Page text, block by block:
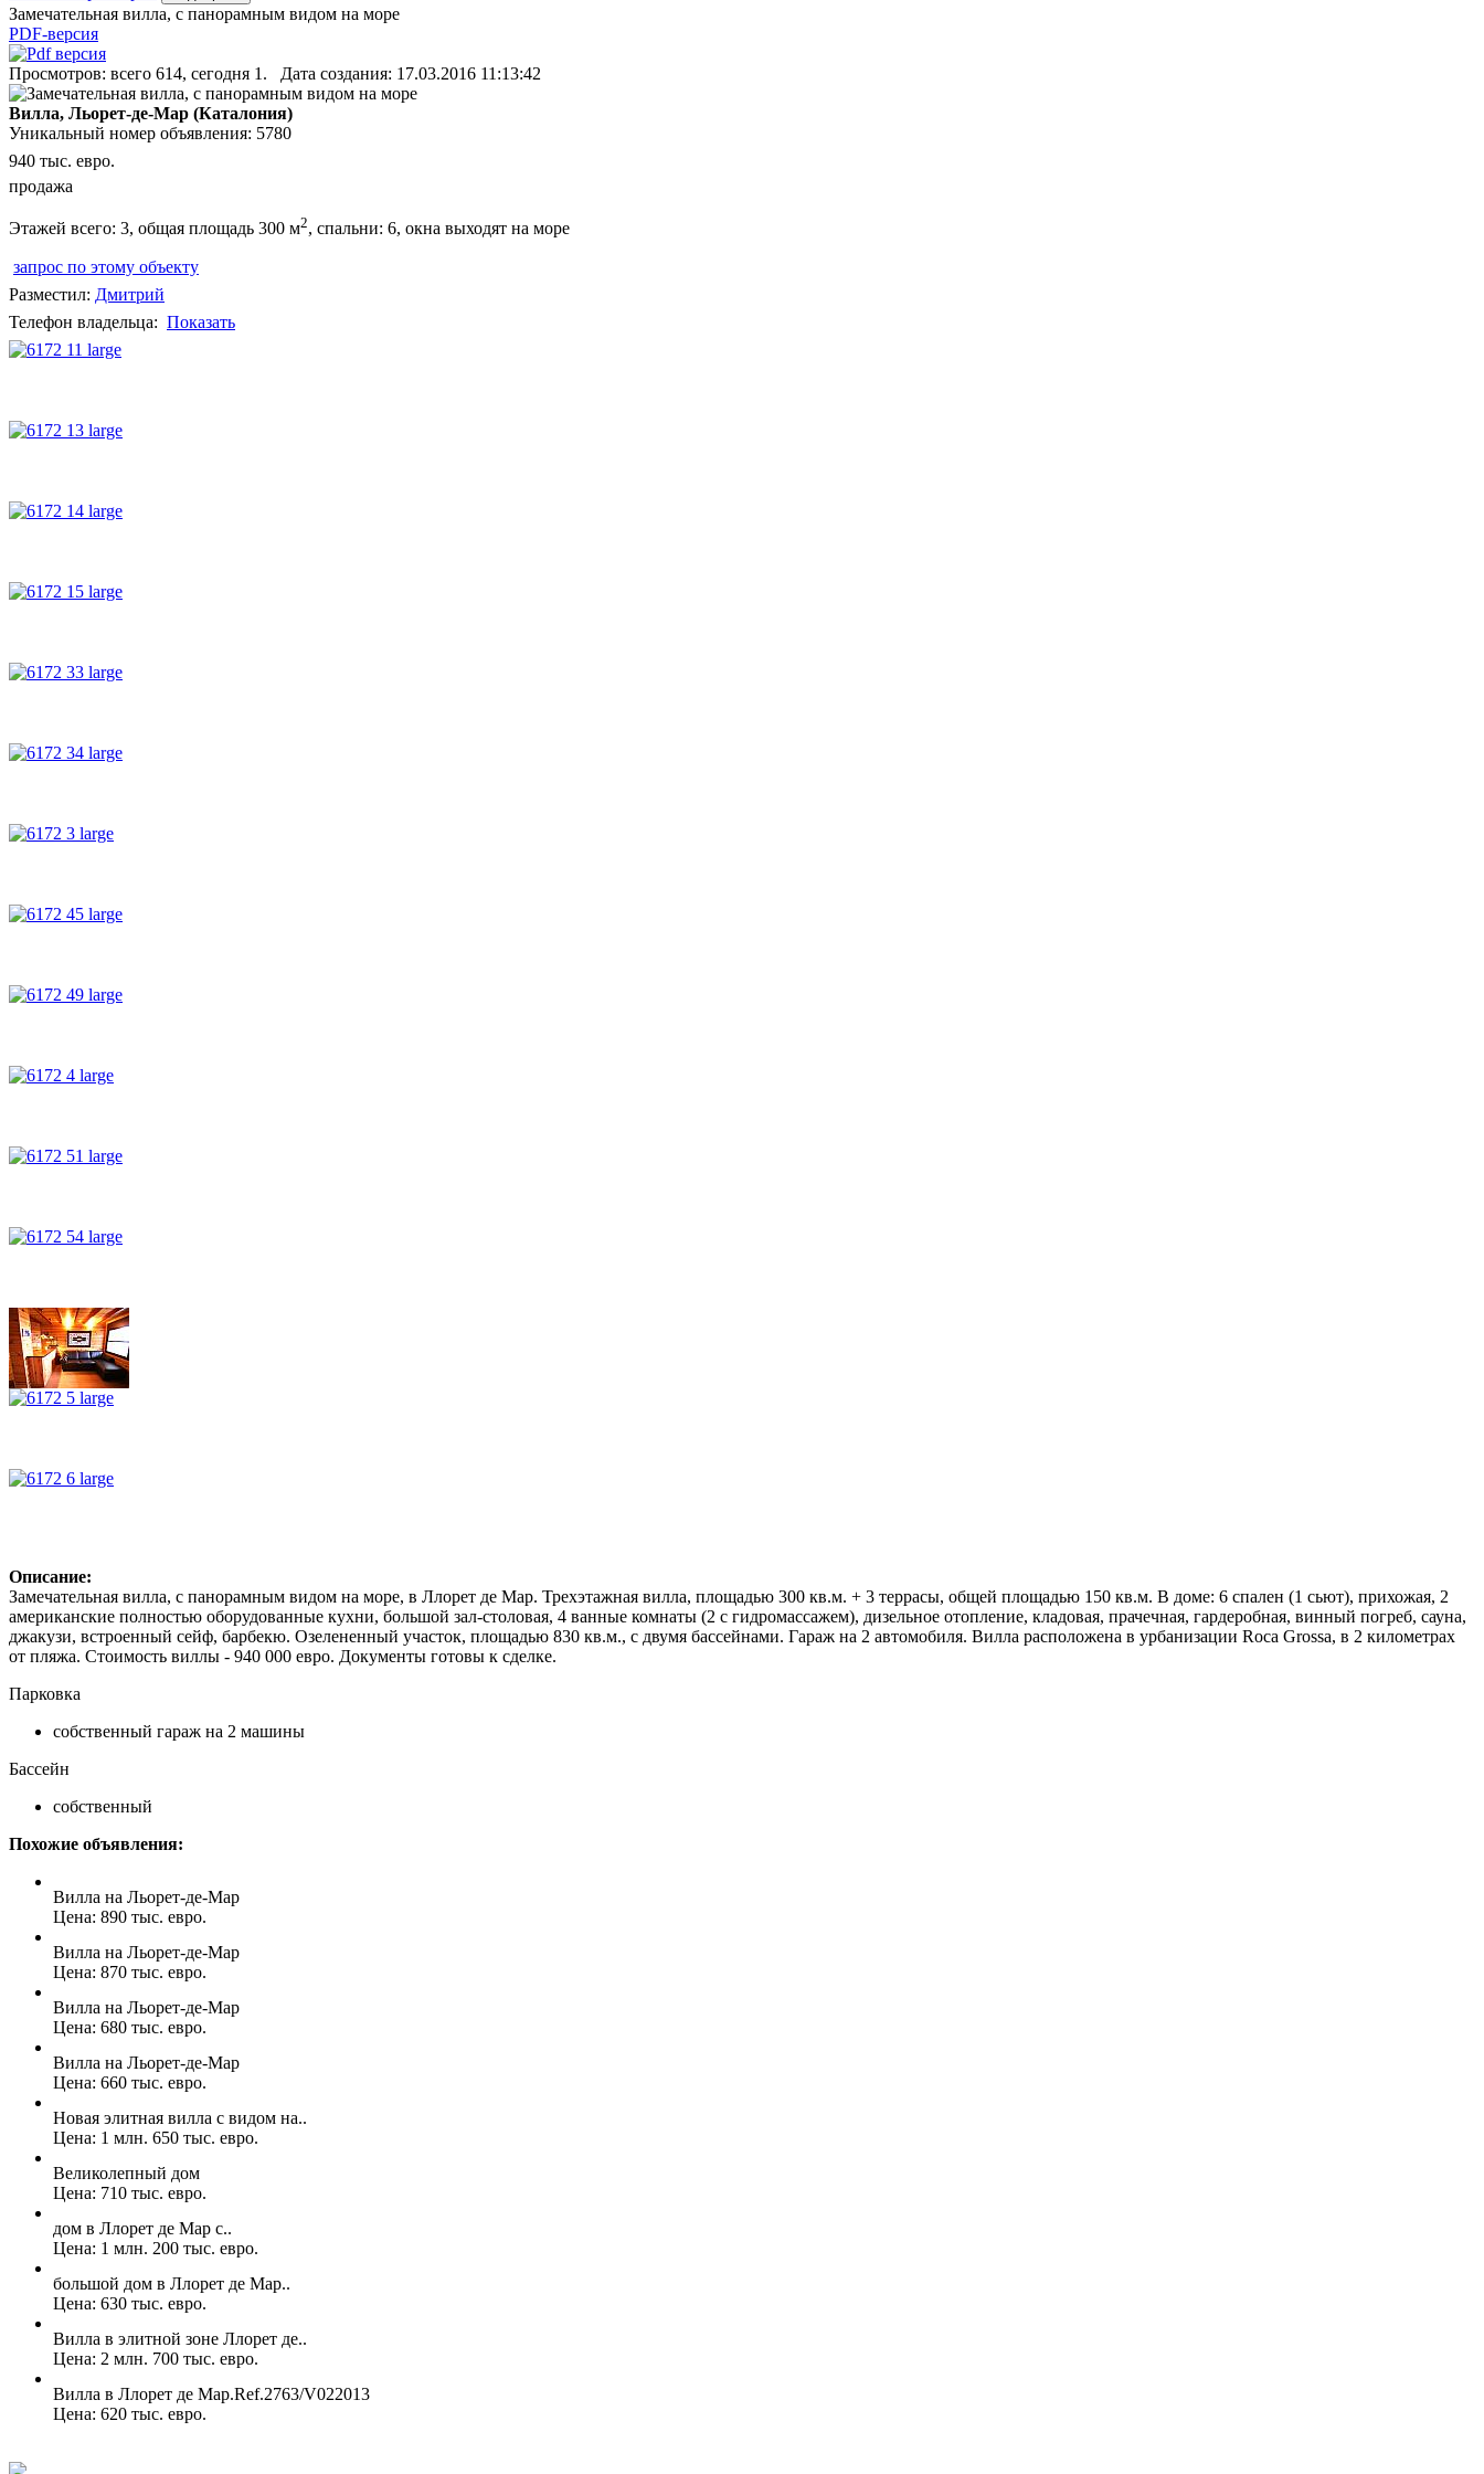
Замечательная вилла, с панорамным видом на море
PDF-версия
Просмотров: всего 614, сегодня 1. Дата создания: 17.03.2016 11:13:42
Вилла, Льорет-де-Мар (Каталония)
Уникальный номер объявления: 5780
940 тыс. евро.
продажа
Этажей всего: 3, общая площадь 300 м2, спальни: 6, окна выходят на море
запрос по этому объекту
Разместил: Дмитрий
Телефон владельца: Показать
Описание:
Замечательная вилла, с панорамным видом на море, в Ллорет де Мар. Трехэтажная вилла, площадью 300 кв.м. + 3 террасы, общей площадью 150 кв.м. В доме: 6 спален (1 сьют), прихожая, 2
американские полностью оборудованные кухни, большой зал-столовая, 4 ванные комнаты (2 с гидромассажем), дизельное отопление, кладовая, прачечная, гардеробная, винный погреб, сауна,
джакузи, встроенный сейф, барбекю. Озелененный участок, площадью 830 кв.м., с двумя бассейнами. Гараж на 2 автомобиля. Вилла расположена в урбанизации Roca Grossa, в 2 километрах
от пляжа. Стоимость виллы - 940 000 евро. Документы готовы к сделке.
Парковка
собственный гараж на 2 машины
Бассейн
собственный
Похожие объявления:
Вилла на Льорет-де-Мар
Цена: 890 тыс. евро.
Вилла на Льорет-де-Мар
Цена: 870 тыс. евро.
Вилла на Льорет-де-Мар
Цена: 680 тыс. евро.
Вилла на Льорет-де-Мар
Цена: 660 тыс. евро.
Новая элитная вилла с видом на..
Цена: 1 млн. 650 тыс. евро.
Великолепный дом
Цена: 710 тыс. евро.
дом в Ллорет де Мар с..
Цена: 1 млн. 200 тыс. евро.
большой дом в Ллорет де Мар..
Цена: 630 тыс. евро.
Вилла в элитной зоне Ллорет де..
Цена: 2 млн. 700 тыс. евро.
Вилла в Ллорет де Мар.Ref.2763/V022013
Цена: 620 тыс. евро.